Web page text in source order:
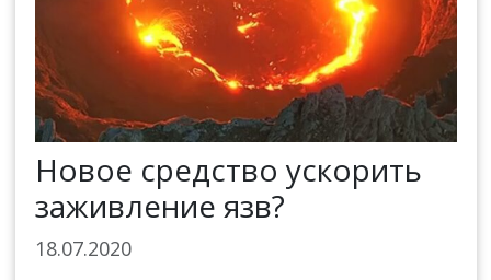
Новое средство ускорить
заживление язв?
18.07.2020